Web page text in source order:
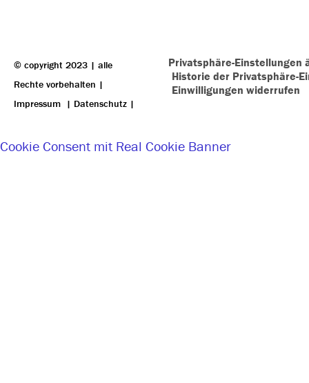
© copyright 2023 | alle
Rechte vorbehalten |
Impressum | Datenschutz |
Privatsphäre-Einstellungen
Historie der Privatsphäre-
Einwilligungen widerrufen
Cookie Consent mit Real Cookie Banner